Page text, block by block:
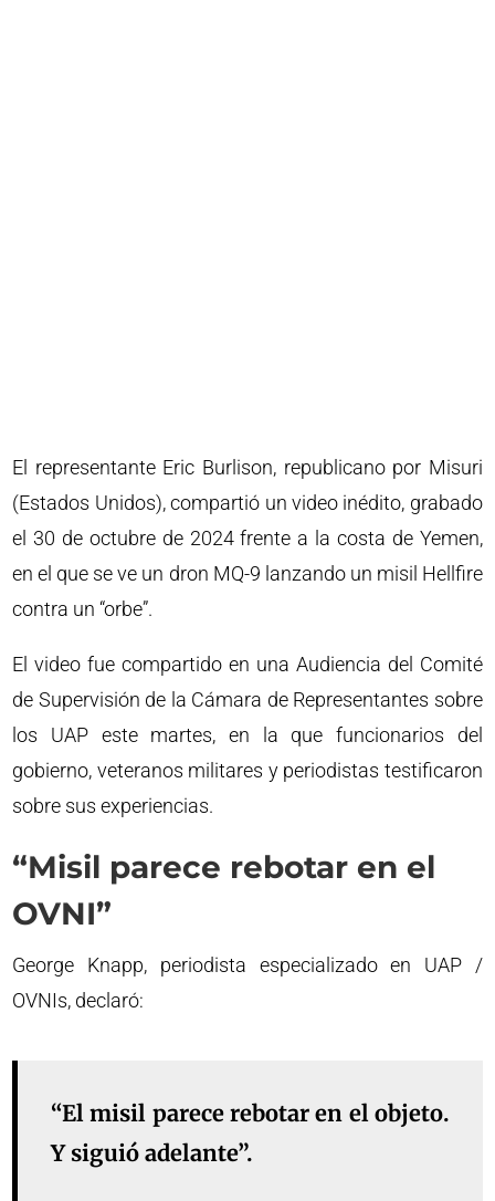
El representante Eric Burlison, republicano por Misuri
(Estados Unidos), compartió un video inédito, grabado
el 30 de octubre de 2024 frente a la costa de Yemen,
en el que se ve un dron MQ-9 lanzando un misil Hellfire
contra un “orbe”.
El video fue compartido en una Audiencia del Comité
de Supervisión de la Cámara de Representantes sobre
los UAP este martes, en la que funcionarios del
gobierno, veteranos militares y periodistas testificaron
sobre sus experiencias.
“Misil parece rebotar en el
OVNI”
George Knapp, periodista especializado en UAP /
OVNIs, declaró:
“El misil parece rebotar en el objeto.
Y siguió adelante”.